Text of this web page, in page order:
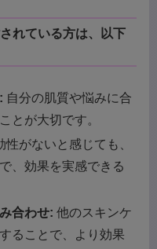
れている方は、以下
自分の肌質や悩みに合
とが大切です。
性がないと感じても、
、効果を実感できる
合わせ: 他のスキンケ
ることで、より効果